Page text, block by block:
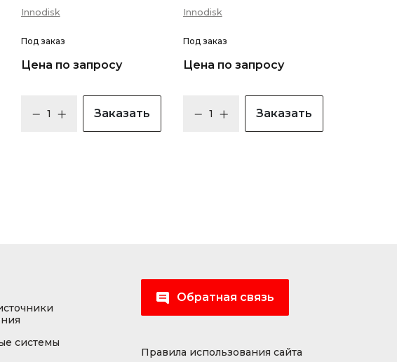
Innodisk
Под заказ
Цена по запросу
Заказать
Innodisk
Под заказ
Цена по запросу
Заказать
системы
Обратная связь
Правила использования сайта